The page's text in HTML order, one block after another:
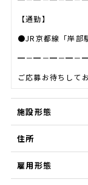
【通勤】
●JR京都線「岸部
━－━－━－━－
ご応募お待ちして
施設形態
住所
雇用形態